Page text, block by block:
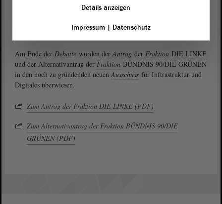
Interessenten bei der neuen Ausschreibung anders auftreten würden
als Abellio. Die alte Staatsbahn könne in jedem Fall nicht die
Lösung sein, sondern echter Wettbewerb für Netz und Schiene.
Am Ende der Debatte wurden derAntrag der Fraktion DIE LINKE
und der Alternativantrag der Fraktion BÜNDNIS 90/DIE GRÜNEN
in den noch zu gründenden neuenAusschuss für Inftrastruktur und
Digitales überwiesen.
Zum Antrag der Fraktion DIE LINKE (PDF)
Zum Alternativantrag der Fraktion BÜNDNIS 90/DIE
GRÜNEN (PDF)
Details anzeigen
Impressum| Datenschutz